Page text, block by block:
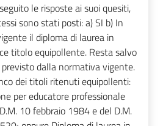
le risposte ai suoi quesiti,
sono stati posti: a) SI b) In
il diploma di laurea in
titolo equipollente. Resta salvo
dalla normativa vigente.
dei titoli ritenuti equipollenti:
per educatore professionale
10 febbraio 1984 e del D.M.